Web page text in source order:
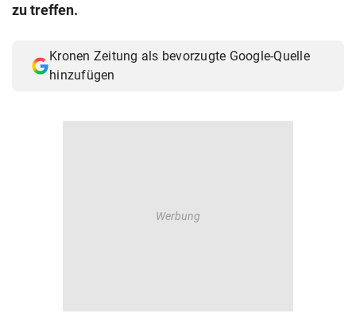
zu treffen.
Kronen Zeitung als bevorzugte Google-Quelle
hinzufügen